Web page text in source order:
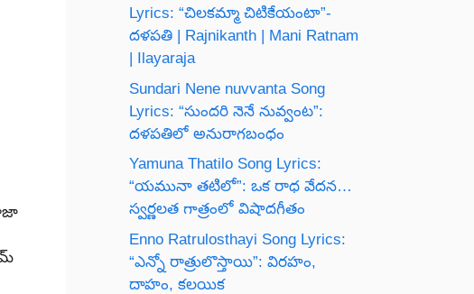
Lyrics: “చిలకమ్మా చిటికేయంటా”-
దళపతి | Rajnikanth | Mani Ratnam
| Ilayaraja
Sundari Nene nuvvanta Song
Lyrics: “సుందరి నెనే నువ్వంట”:
దళపతిలో అనురాగబంధం
Yamuna Thatilo Song Lyrics:
“యమునా తటిలో”: ఒక రాధ వేదన…
స్వర్ణలత గాత్రంలో విషాదగీతం
Enno Ratrulosthayi Song Lyrics:
“ఎన్నో రాత్రులొస్తాయి”: విరహం,
దాహం, కలయిక